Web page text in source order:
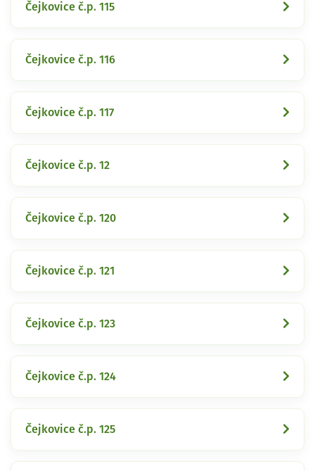
Čejkovice č.p. 115
Čejkovice č.p. 116
Čejkovice č.p. 117
Čejkovice č.p. 12
Čejkovice č.p. 120
Čejkovice č.p. 121
Čejkovice č.p. 123
Čejkovice č.p. 124
Čejkovice č.p. 125